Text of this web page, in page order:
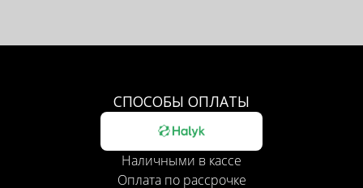
СПОСОБЫ ОПЛАТЫ
Наличными в кассе
Оплата по рассрочке